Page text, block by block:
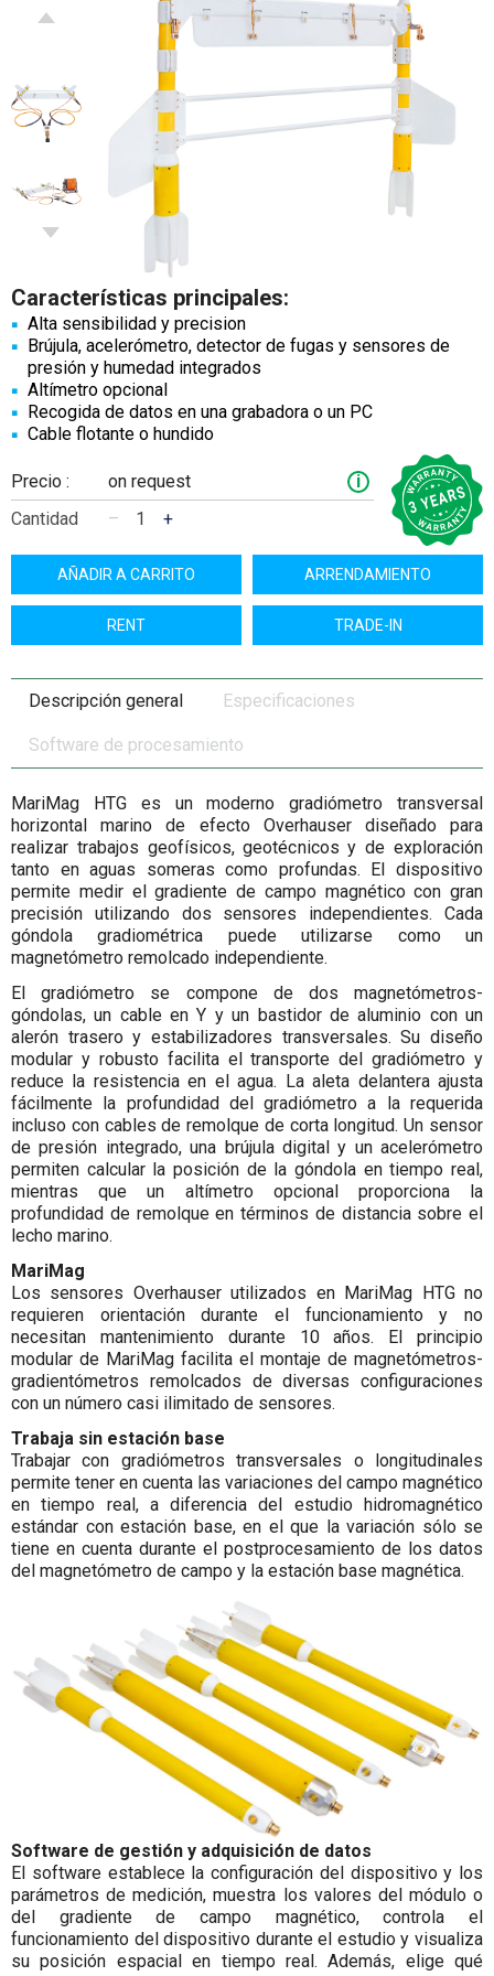
Características principales:
Alta sensibilidad y precision
Brújula, acelerómetro, detector de fugas y sensores de
presión y humedad integrados
Altímetro opcional
Recogida de datos en una grabadora o un PC
Cable flotante o hundido
Precio : on request
i
Cantidad
– +
AÑADIR A CARRITO ARRENDAMIENTO
RENT TRADE-IN
Descripción general Especificaciones
Software de procesamiento
MariMag HTG es un moderno gradiómetro transversal
horizontal marino de efecto Overhauser diseñado para
realizar trabajos geofísicos, geotécnicos y de exploración
tanto en aguas someras como profundas. El dispositivo
permite medir el gradiente de campo magnético con gran
precisión utilizando dos sensores independientes. Cada
góndola gradiométrica puede utilizarse como un
magnetómetro remolcado independiente.
El gradiómetro se compone de dos magnetómetros-
góndolas, un cable en Y y un bastidor de aluminio con un
alerón trasero y estabilizadores transversales. Su diseño
modular y robusto facilita el transporte del gradiómetro y
reduce la resistencia en el agua. La aleta delantera ajusta
fácilmente la profundidad del gradiómetro a la requerida
incluso con cables de remolque de corta longitud. Un sensor
de presión integrado, una brújula digital y un acelerómetro
permiten calcular la posición de la góndola en tiempo real,
mientras que un altímetro opcional proporciona la
profundidad de remolque en términos de distancia sobre el
lecho marino.
MariMag
Los sensores Overhauser utilizados en MariMag HTG no
requieren orientación durante el funcionamiento y no
necesitan mantenimiento durante 10 años. El principio
modular de MariMag facilita el montaje de magnetómetros-
gradientómetros remolcados de diversas configuraciones
con un número casi ilimitado de sensores.
Trabaja sin estación base
Trabajar con gradiómetros transversales o longitudinales
permite tener en cuenta las variaciones del campo magnético
en tiempo real, a diferencia del estudio hidromagnético
estándar con estación base, en el que la variación sólo se
tiene en cuenta durante el postprocesamiento de los datos
del magnetómetro de campo y la estación base magnética.
Software de gestión y adquisición de datos
El software establece la configuración del dispositivo y los
parámetros de medición, muestra los valores del módulo o
del gradiente de campo magnético, controla el
funcionamiento del dispositivo durante el estudio y visualiza
su posición espacial en tiempo real. Además, elige qué